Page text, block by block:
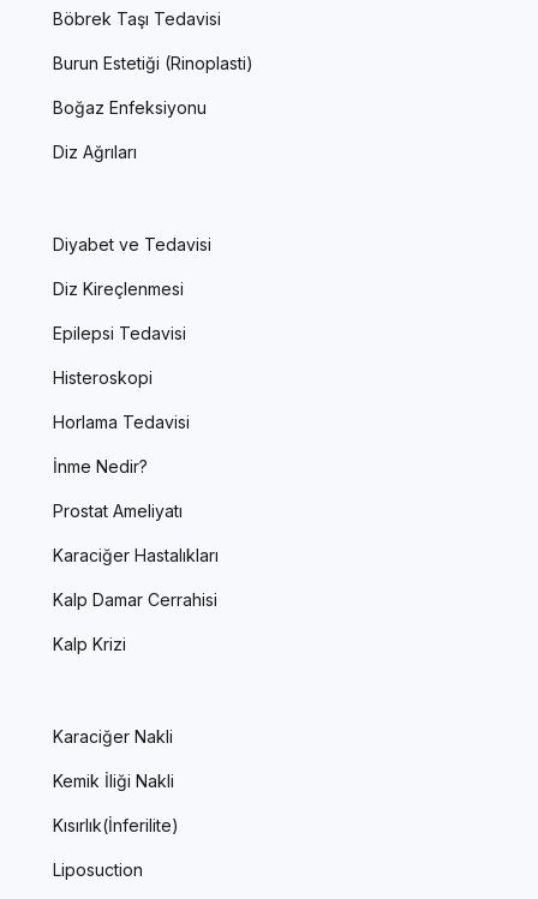
Böbrek Taşı Tedavisi
Burun Estetiği (Rinoplasti)
Boğaz Enfeksiyonu
Diz Ağrıları
Diyabet ve Tedavisi
Diz Kireçlenmesi
Epilepsi Tedavisi
Histeroskopi
Horlama Tedavisi
İnme Nedir?
Prostat Ameliyatı
Karaciğer Hastalıkları
Kalp Damar Cerrahisi
Kalp Krizi
Karaciğer Nakli
Kemik İliği Nakli
Kısırlık(İnferilite)
Liposuction